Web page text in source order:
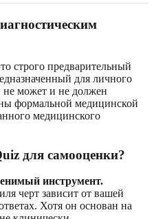
строго предварительный
для личного
может и не должен
формальной медицинской
медицинского
для самооценки?
инструмент.
черт зависит от вашей
Хотя он основан на